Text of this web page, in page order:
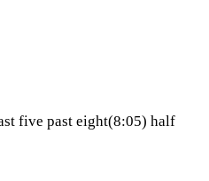
five past eight(8:05) half